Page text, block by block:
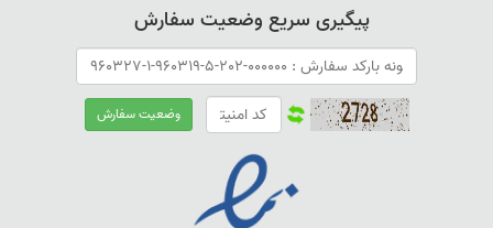
تعداد دلخواه خودتان طراحی و چاپ کنید.
البته همواره برای صرفه جویی در زمان و هزینه، پیش از طراحی با
امکانات چاپ دقت ویژه ای می شود.
انواع کارت ویزیت از نظر جنس
پیش از آن که با طرح لایه باز کارت ویزیت آشنا شوید به معرفی انواع
پیگیری سریع وضعیت سفارش